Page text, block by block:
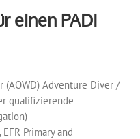
einen PADI
(AOWD) Adventure Diver /
qualifizierende
, EFR Primary and